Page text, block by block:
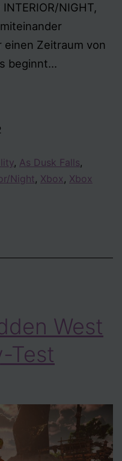
NIGHT,
einen Zeitraum von
beginnt…
Test
, As Dusk Falls,
Night, Xbox, Xbox
West
Test